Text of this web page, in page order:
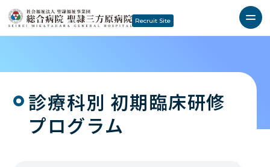
Recruit Site
診療科別 初期臨床研修
プログラム